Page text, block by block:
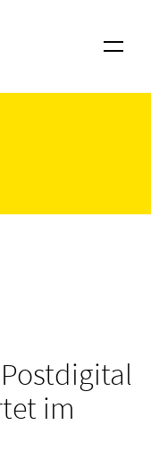
Menu
startet im April
im